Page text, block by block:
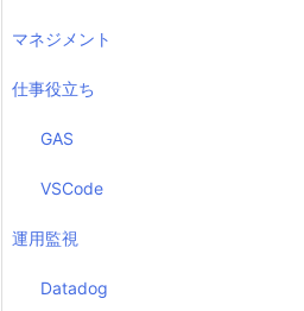
マネジメント
仕事役立ち
GAS
VSCode
運用監視
Datadog